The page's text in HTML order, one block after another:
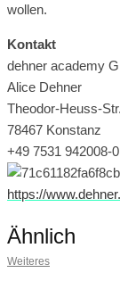
wollen.
Kontakt
dehner academy
Alice Dehner
Theodor-Heuss-
78467 Konstanz
+49 7531 942008-0
https://
Ähnlich
Weiteres